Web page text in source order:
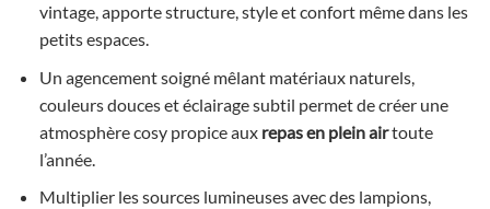
vintage, apporte structure, style et confort même dans les
petits espaces.
Un agencement soigné mêlant matériaux naturels,
couleurs douces et éclairage subtil permet de créer une
atmosphère cosy propice aux repas en plein airtoute
l’année.
Multiplier les sources lumineuses avec des lampions,